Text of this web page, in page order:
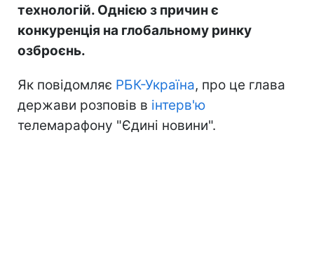
технологій. Однією з причин є
конкуренція на глобальному ринку
озброєнь.
Як повідомляє РБК-Україна, про це глава
держави розповів в інтерв'ю
телемарафону "Єдині новини".